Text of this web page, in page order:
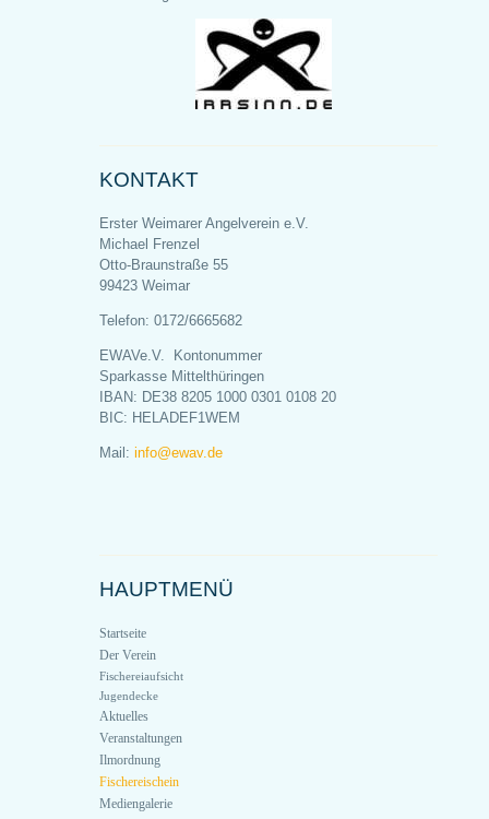
KONTAKT
Erster Weimarer Angelverein e.V.
Michael Frenzel
Otto-Braunstraße 55
99423 Weimar
Telefon: 0172/6665682
EWAVe.V. Kontonummer
Sparkasse Mittelthüringen
IBAN: DE38 8205 1000 0301 0108 20
BIC: HELADEF1WEM
Mail: info@ewav.de
HAUPTMENÜ
Startseite
Der Verein
Fischereiaufsicht
Jugendecke
Aktuelles
Veranstaltungen
Ilmordnung
Fischereischein
Mediengalerie